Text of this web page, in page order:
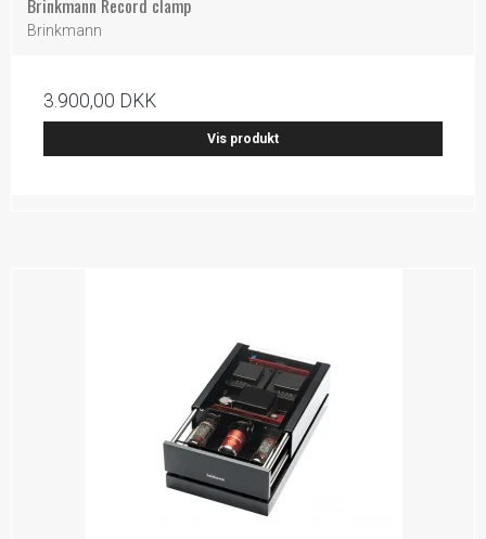
Brinkmann
3.900,00 DKK
Vis produkt